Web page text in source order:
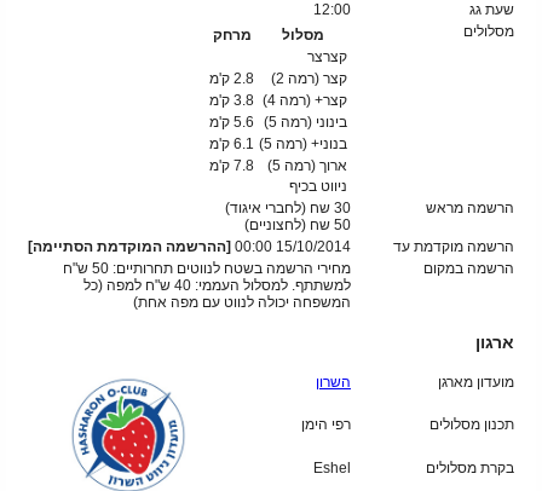
שעת גג
12:00
מסלולים
מסלול
מרחק
קצרצר
קצר (רמה 2)
2.8 ק'מ
קצר+ (רמה 4)
3.8 ק'מ
בינוני (רמה 5)
5.6 ק'מ
בנוני+ (רמה 5)
6.1 ק'מ
ארוך (רמה 5)
7.8 ק'מ
ניווט בכיף
הרשמה מראש
30 שח (לחברי איגוד)
50 שח (לחצוניים)
הרשמה מוקדמת עד
15/10/2014 00:00
[ההרשמה המוקדמת הסתיימה]
הרשמה במקום
מחירי הרשמה בשטח לנווטים תחרותיים: 50 ש"ח
למשתתף. למסלול העממי: 40 ש"ח למפה (כל
המשפחה יכולה לנווט עם מפה אחת)
ארגון
מועדון מארגן השרון
תכנון מסלולים רפי הימן
בקרת מסלולים Eshel